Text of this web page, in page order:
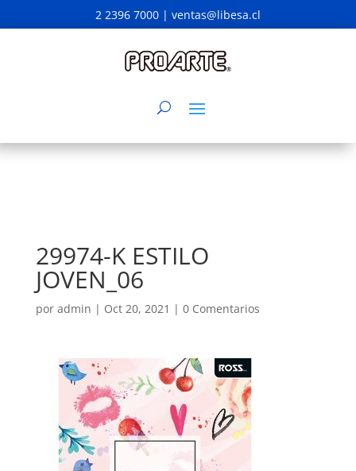
2 2396 7000 | ventas@libesa.cl
29974-K ESTILO
JOVEN_06
por admin | Oct 20, 2021 | 0 Comentarios